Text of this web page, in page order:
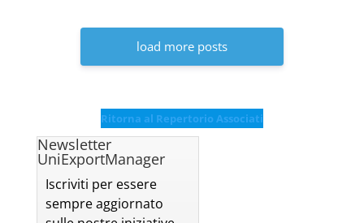
load more posts
Ritorna al Repertorio Associati
Newsletter
UniExportManager
Iscriviti per essere
sempre aggiornato